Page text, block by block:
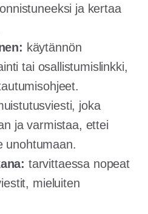
ja kertaa
käytännön
tai osallistumislinkki,
joka
ja varmistaa, ettei
unohtumaan.
tarvittaessa nopeat
mieluiten